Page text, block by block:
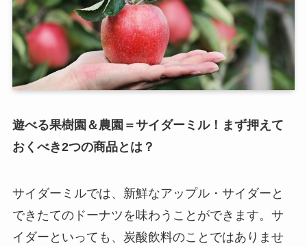
遊べる果樹園＆農園＝サイダーミル！まず押えて
おくべき2つの商品とは？
サイダーミルでは、新鮮なアップル・サイダーと
できたてのドーナツを味わうことができます。サ
イダーといっても、炭酸飲料のことではありませ